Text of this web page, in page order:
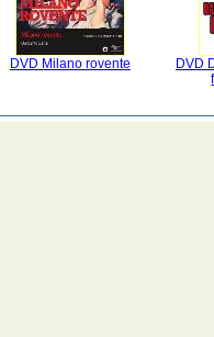
DVD Milano rovente
DVD